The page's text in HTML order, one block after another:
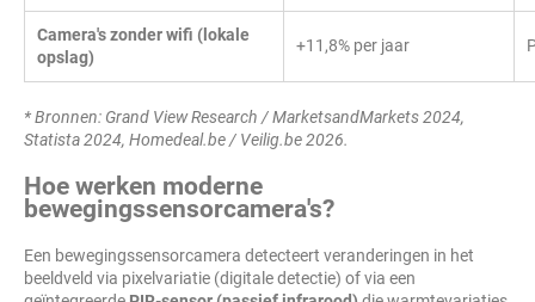
Camera's zonder wifi (lokale
opslag)
+11,8% per jaar
* Bronnen: Grand View Research / MarketsandMarkets 2024,
Statista 2024, Homedeal.be / Veilig.be 2026.
Hoe werken moderne
bewegingssensorcamera's?
Een bewegingssensorcamera detecteert veranderingen in het
beeldveld via pixelvariatie (digitale detectie) of via een